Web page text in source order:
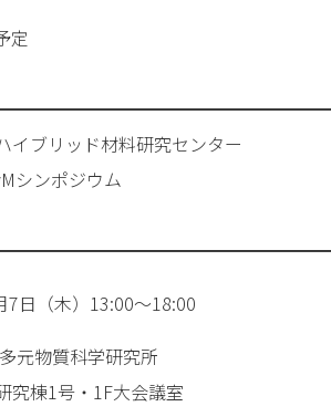
定
リッド材料研究センター
ンポジウム
日（木）13:00～18:00
元物質科学研究所
1号・1F大会議室